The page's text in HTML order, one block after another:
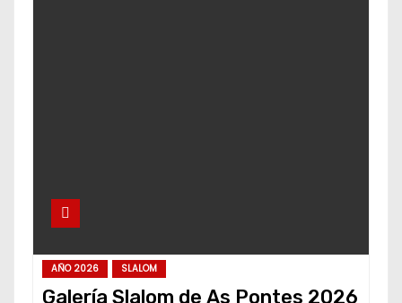
AÑO 2026 SLALOM
Galería Slalom de As Pontes 2026